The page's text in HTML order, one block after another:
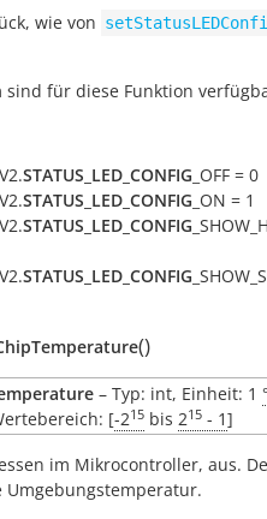
wie von
sind für diese Funktion
STATUS_LED_CONFIG _OFF = 0
STATUS_LED_CONFIG _ON = 1
STATUS_LED_CONFIG
STATUS_LED_CONFIG
()
– Typ: int, Einheit: 1
[-215 bis 215 - 1]
im Mikrocontroller, aus.
Umgebungstemperatur.